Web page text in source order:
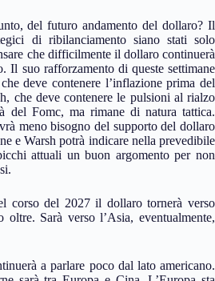
del futuro andamento del dollaro? Il
di ribilanciamento siano stati solo
che difficilmente il dollaro continuerà
Il suo rafforzamento di queste settimane
deve contenere l’inflazione prima del
che deve contenere le pulsioni al rialzo
del Fomc, ma rimane di natura tattica.
meno bisogno del supporto del dollaro
e Warsh potrà indicare nella prevedibile
attuali un buon argomento per non
corso del 2027 il dollaro tornerà verso
oltre. Sarà verso l’Asia, eventualmente,
a parlare poco dal lato americano.